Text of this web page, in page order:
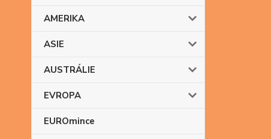
AMERIKA
ASIE
AUSTRÁLIE
EVROPA
EUROmince